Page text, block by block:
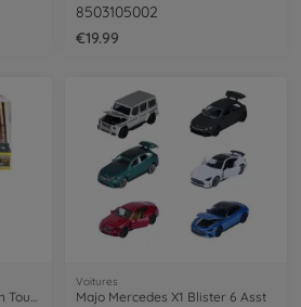
8503105002
€19.99
Voitures
Majo Mercedes X1 Blister 6 Asst